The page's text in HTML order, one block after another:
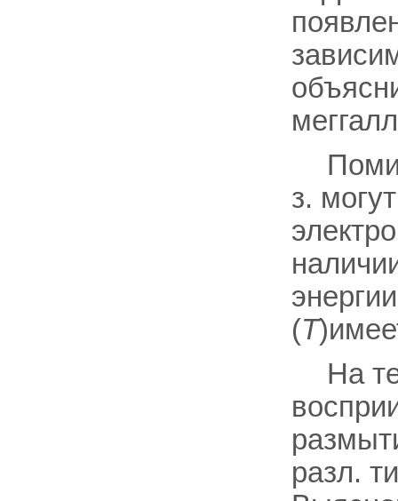
з.
(Т
На
разл.